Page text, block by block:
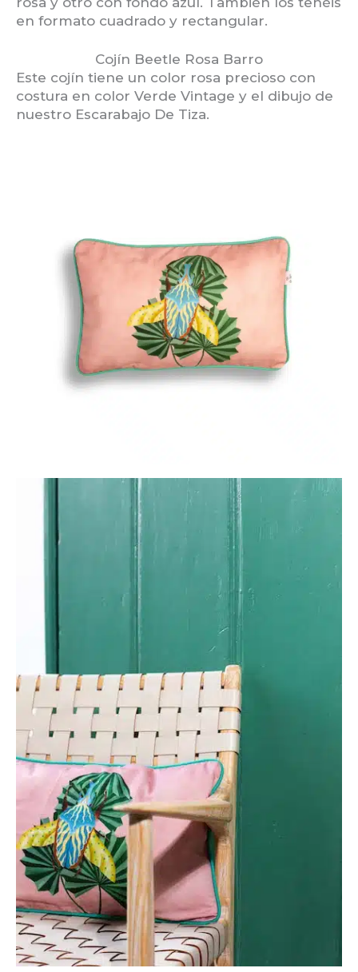
en formato cuadrado y rectangular.
Cojín Beetle Rosa Barro
Este cojín tiene un color rosa precioso con
costura en color Verde Vintage y el dibujo de
nuestro Escarabajo De Tiza.